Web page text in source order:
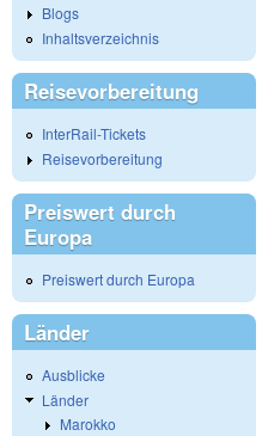
Blogs
Inhaltsverzeichnis
Reisevorbereitung
InterRail-Tickets
Reisevorbereitung
Preiswert durch
Europa
Preiswert durch Europa
Länder
Ausblicke
Länder
Marokko